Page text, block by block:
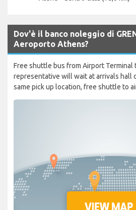
Dov'è il banco noleggio di
Aeroporto Athens?
Free shuttle bus from Airport Terminal
representative will wait at arrivals hall
same pick up location, free shuttle to